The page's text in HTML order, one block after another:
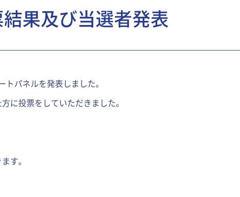
果及び当選者発表
パネルを発表しました。
に投票をしていただきました。
す。